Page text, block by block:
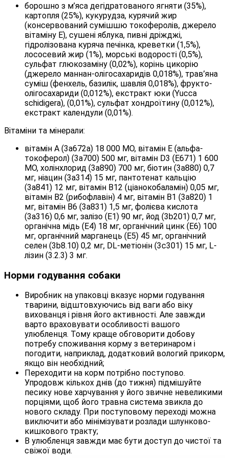
борошно з м’яса дегідратованого ягняти (35%),
картопля (25%), кукурудза, курячий жир
(консервований сумішшю токоферолів, джерело
вітаміну E), сушені яблука, пивні дріжджі,
гідролізована куряча печінка, креветки (1,5%),
лососевий жир (1%), морські водорості (0,5%),
сульфат глюкозаміну (0,02%), корінь цикорію
(джерело маннан-олігосахаридів 0,018%), трав’яна
суміш (фенхель, базилік, шавлія 0,018%), фрукто-
олігосахариди (0,012%), екстракт юки (Yucca
schidigera), (0,01%), сульфат хондроїтину (0,012%),
екстракт календули (0,01%).
Вітаміни та мінерали:
вітамін A (3a672a) 18 000 МО, вітамін E (альфа-
токоферол) (3a700) 500 мг, вітамін D3 (E671) 1 600
МО, холінхлорид (3a890) 700 мг, біотин (3a880) 0,7
мг, ніацин (3a314) 15 мг, пантотенат кальцію
(3a841) 12 мг, вітамін B12 (ціанокобаламін) 0,05 мг,
вітамін B2 (рибофлавін) 4 мг, вітамін B1 (3a820) 1
мг, вітамін B6 (3a831) 1,5 мг, фолієва кислота
(3a316) 0,6 мг, залізо (E1) 90 мг, йод (3b201) 0,7 мг,
органічна мідь (E4) 18 мг, органічний цинк (E6) 100
мг, органічний марганець (E5) 45 мг, органічний
селен (3b8.10) 0,2 мг, DL-метіонін (3c301) 15 мг, L-
лізин (3.2.3) 3 мг.
Норми годування собаки
Виробник на упаковці вказує норми годування
тварини, відштовхуючись від ваги або віку
вихованця і рівня його активності. Але завжди
варто враховувати особливості вашого
улюбленця. Тому краще обговорити добову
потребу споживання корму з ветеринаром і
погодити, наприклад, додатковий вологий прикорм,
якщо він необхідний;
Переходити на корм потрібно поступово.
Упродовж кількох днів (до тижня) підмішуйте
песику нове харчування у його звичне невеликими
порціями, щоб його травна система звикла до
нового складу. При поступовому переході можна
виключити або мінімізувати розлади шлунково-
кишкового тракту;
В улюбленця завжди має бути доступ до чистої та
свіжої води.